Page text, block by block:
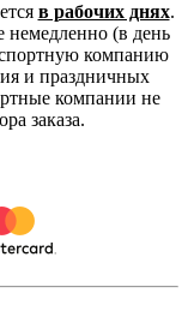
в рабочих днях.
немедленно (в день
компанию
и праздничных
компании не
заказа.